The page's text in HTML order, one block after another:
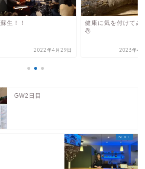
蘇生！！
2022年4月29日
健康に気を付けてみ
巻
2023年4
GW2日目